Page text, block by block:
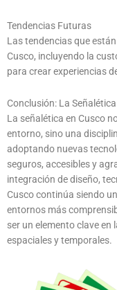
Tendencias Futuras
Las tendencias que
Cusco, incluyendo la
para crear experiencias
Conclusión: La
La señalética en Cusco
entorno, sino una
adoptando nuevas
seguros, accesibles y
integración de diseño,
Cusco continúa siendo
entornos más
ser un elemento clave
espaciales y temporales.